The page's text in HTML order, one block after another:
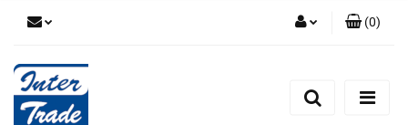
Zarejestruj się
(0)